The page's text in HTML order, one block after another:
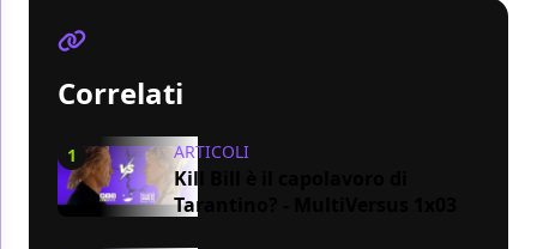
Correlati
1 ARTICOLI
Kill Bill è il capolavoro di
Tarantino? - MultiVersus 1x03